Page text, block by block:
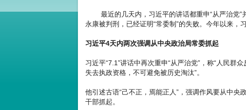
最近的几天内，习近平的讲话都重申“从严治党”
永康被判刑，已经证明“常委制”的失败。今年以来，
习近平4天内两次强调从中央政治局常委抓起
习近平“7.1”讲话中再次重申“从严治党”，称“人民群
失去执政资格，不可避免被历史淘汰”。
他引述古语“己不正，焉能正人”，强调作风要从中
干部抓起。